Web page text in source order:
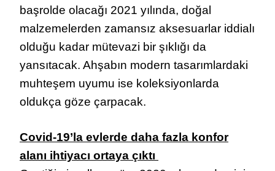
başrolde olacağı 2021 yılında, doğal
malzemelerden zamansız aksesuarlar iddialı
olduğu kadar mütevazi bir şıklığı da
yansıtacak. Ahşabın modern tasarımlardaki
muhteşem uyumu ise koleksiyonlarda
oldukça göze çarpacak.
Covid-19’la evlerde daha fazla konfor
alanı ihtiyacı ortaya çıktı